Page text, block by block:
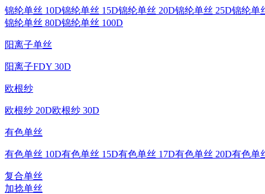
锦纶单丝 10D锦纶单丝 15D锦纶单丝 20D锦纶单丝 25D锦纶单
锦纶单丝 80D锦纶单丝 100D
阳离子单丝
阳离子FDY 30D
欧根纱
欧根纱 20D欧根纱 30D
有色单丝
有色单丝 10D有色单丝 15D有色单丝 17D有色单丝 20D有色单
复合单丝
加捻单丝